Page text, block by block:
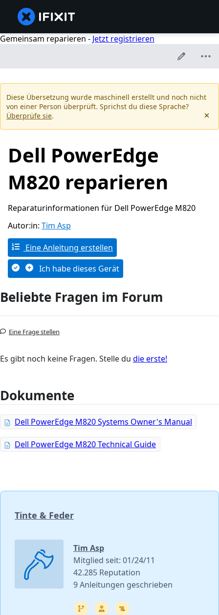
Gemeinsam reparieren - Jetzt registrieren
Diese Übersetzung wurde maschinell erstellt und noch nicht
von einer Person überprüft. Sprichst du diese Sprache?
Überprüfe sie.
Dell PowerEdge
M820 reparieren
Reparaturinformationen für Dell PowerEdge M820
Autor:in: Tim Asp
Eine Anleitung erstellen
Ich habe dieses Gerät
Beliebte Fragen im Forum
Eine Frage stellen
Es gibt noch keine Fragen. Stelle du die erste!
Dokumente
Dell PowerEdge M820 Systems Owner's Manual
Dell PowerEdge M820 Technical Guide
Tinte & Feder
Tim Asp
Mitglied seit: 01/24/11
42.285 Reputation
9 Anleitungen geschrieben